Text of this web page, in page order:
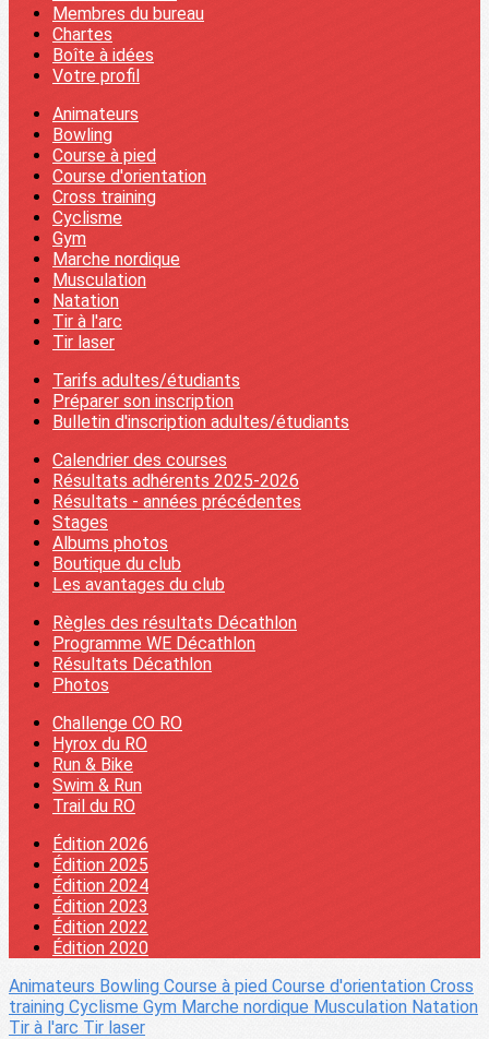
Membres du bureau
Chartes
Boîte à idées
Votre profil
Animateurs
Bowling
Course à pied
Course d'orientation
Cross training
Cyclisme
Gym
Marche nordique
Musculation
Natation
Tir à l'arc
Tir laser
Tarifs adultes/étudiants
Préparer son inscription
Bulletin d'inscription adultes/étudiants
Calendrier des courses
Résultats adhérents 2025-2026
Résultats - années précédentes
Stages
Albums photos
Boutique du club
Les avantages du club
Règles des résultats Décathlon
Programme WE Décathlon
Résultats Décathlon
Photos
Challenge CO RO
Hyrox du RO
Run & Bike
Swim & Run
Trail du RO
Édition 2026
Édition 2025
Édition 2024
Édition 2023
Édition 2022
Édition 2020
Animateurs Bowling Course à pied Course d'orientation Cross
training Cyclisme Gym Marche nordique Musculation Natation
Tir à l'arc Tir laser